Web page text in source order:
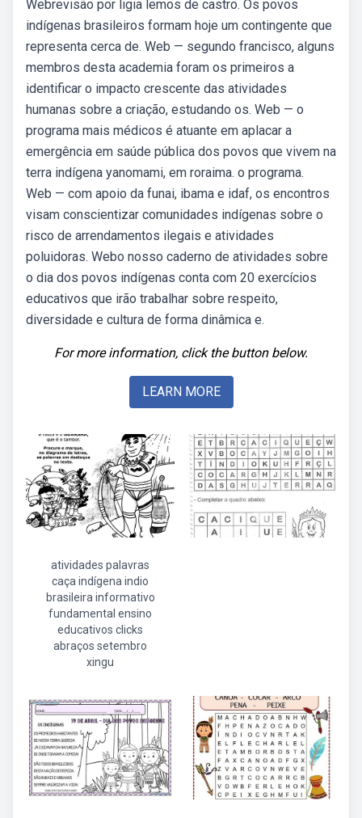
Webrevisão por ligia lemos de castro. Os povos
indígenas brasileiros formam hoje um contingente que
representa cerca de. Web — segundo francisco, alguns
membros desta academia foram os primeiros a
identificar o impacto crescente das atividades
humanas sobre a criação, estudando os. Web — o
programa mais médicos é atuante em aplacar a
emergência em saúde pública dos povos que vivem na
terra indígena yanomami, em roraima. o programa.
Web — com apoio da funai, ibama e idaf, os encontros
visam conscientizar comunidades indígenas sobre o
risco de arrendamentos ilegais e atividades
poluidoras. Webo nosso caderno de atividades sobre
o dia dos povos indígenas conta com 20 exercícios
educativos que irão trabalhar sobre respeito,
diversidade e cultura de forma dinâmica e.
For more information, click the button below.
LEARN MORE
atividades palavras
caça indígena indio
brasileira informativo
fundamental ensino
educativos clicks
abraços setembro
xingu